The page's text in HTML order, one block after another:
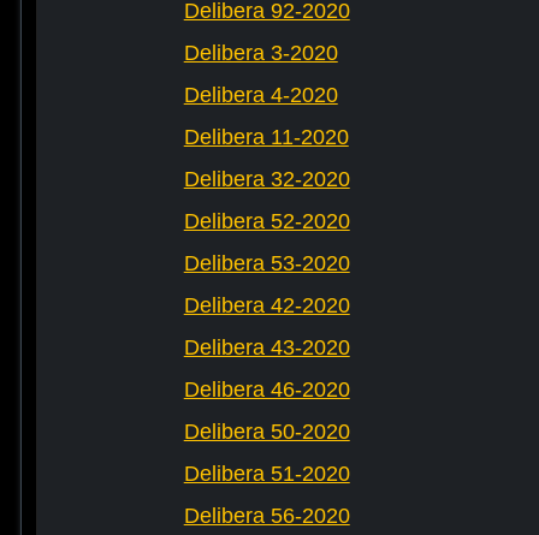
Delibera 92-2020
Delibera 3-2020
Delibera 4-2020
Delibera 11-2020
Delibera 32-2020
Delibera 52-2020
Delibera 53-2020
Delibera 42-2020
Delibera 43-2020
Delibera 46-2020
Delibera 50-2020
Delibera 51-2020
Delibera 56-2020